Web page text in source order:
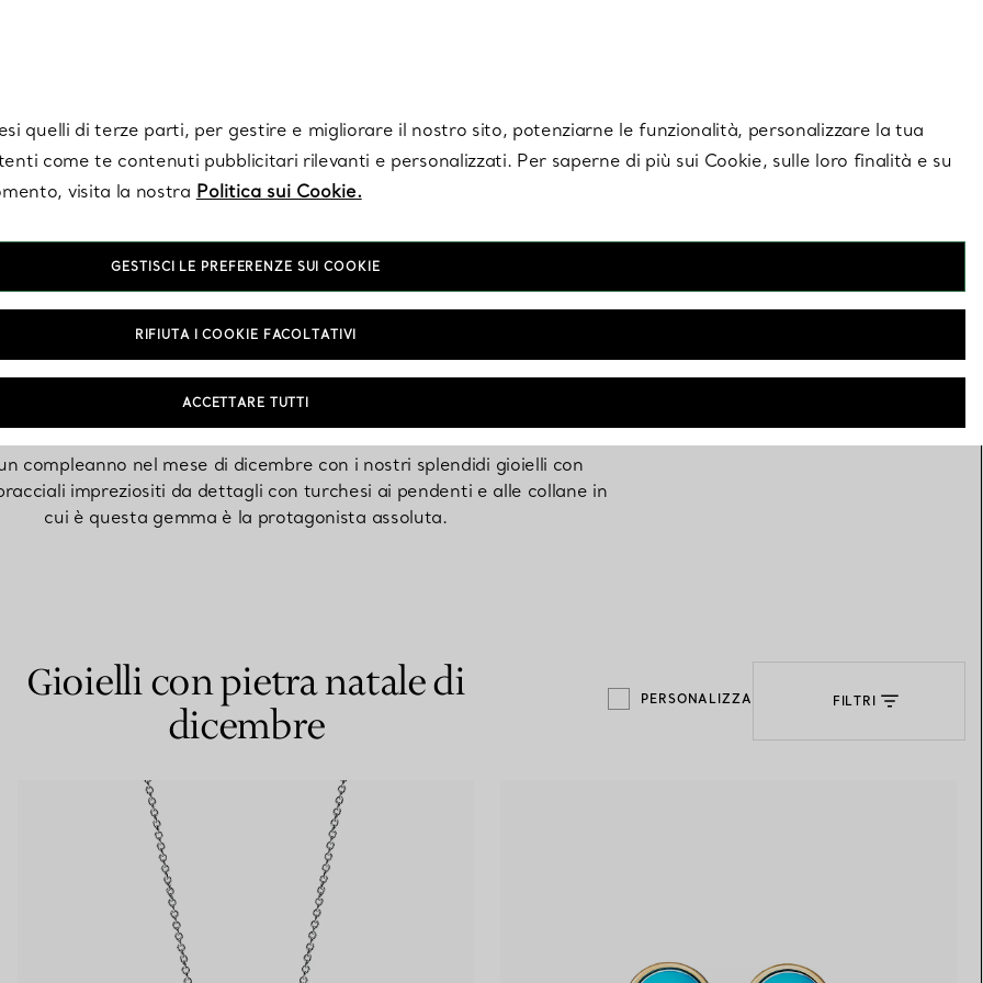
un esperto di diamanti Tiffany.
con la pietra natale del mese di
dicembre
compleanno nel mese di dicembre con i nostri splendidi gioielli con
impreziositi da dettagli con turchesi ai pendenti e alle collane in
cui è questa gemma è la protagonista assoluta.
Gioielli con pietra natale di
dicembre
PERSONALIZZA FILTRI
quelli di terze parti, per gestire e migliorare il nostro sito, potenziarne le funzionalità, personalizzare la tua
come te contenuti pubblicitari rilevanti e personalizzati. Per saperne di più sui Cookie, sulle loro finalità e su
visita la nostra Politica sui Cookie.
GESTISCI LE PREFERENZE SUI COOKIE
RIFIUTA I COOKIE FACOLTATIVI
ACCETTARE TUTTI